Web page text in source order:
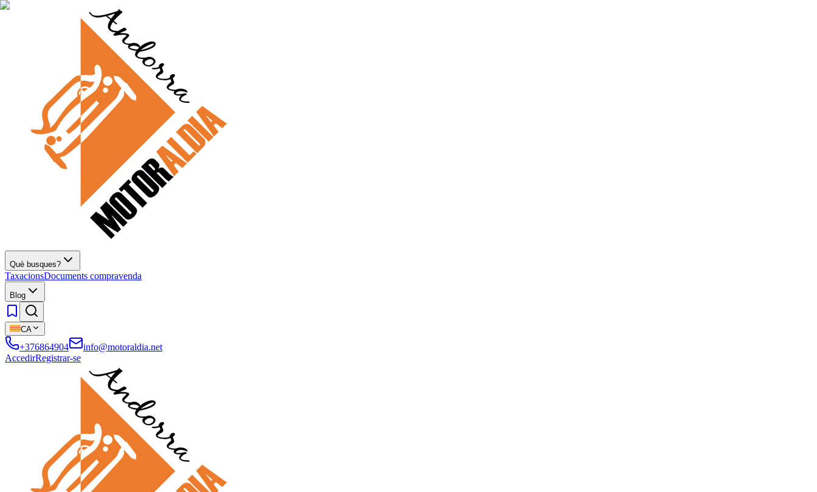
Què busques?
TaxacionsDocuments compravenda
Blog
CA
+376864904
info@motoraldia.net
AccedirRegistrar-se